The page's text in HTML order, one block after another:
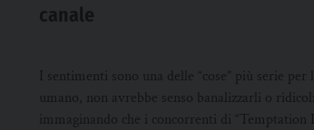
canale
I sentimenti sono una delle “cose” più serie per
umano, non avrebbe senso banalizzarli o
immaginando che i concorrenti di “Temptation